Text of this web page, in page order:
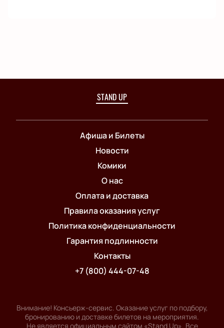
STAND UP
Афиша и Билеты
Новости
Комики
О нас
Оплата и доставка
Правила оказания услуг
Политика конфиденциальности
Гарантия подлинности
Контакты
+7 (800) 444-07-48
Внимание! Консьерж-сервис. Оказание услуг по подбору,
бронированию и доставке билетов на мероприятия.
Не является официальным сайтом «Stand Up». Все